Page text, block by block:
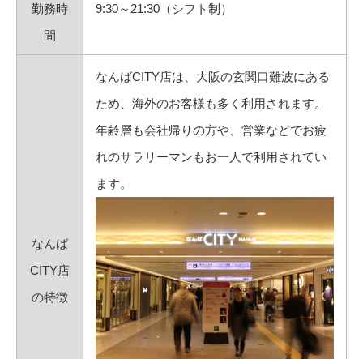
勤務時
間
9:30～21:30（シフト制）
なんば
CITY店
の特徴
なんばCITY店は、大阪の玄関口難波にある
ため、海外のお客様も多く利用されます。
年齢層も会社帰りの方や、営業などでお疲
れのサラリーマンもお一人で利用されてい
ます。